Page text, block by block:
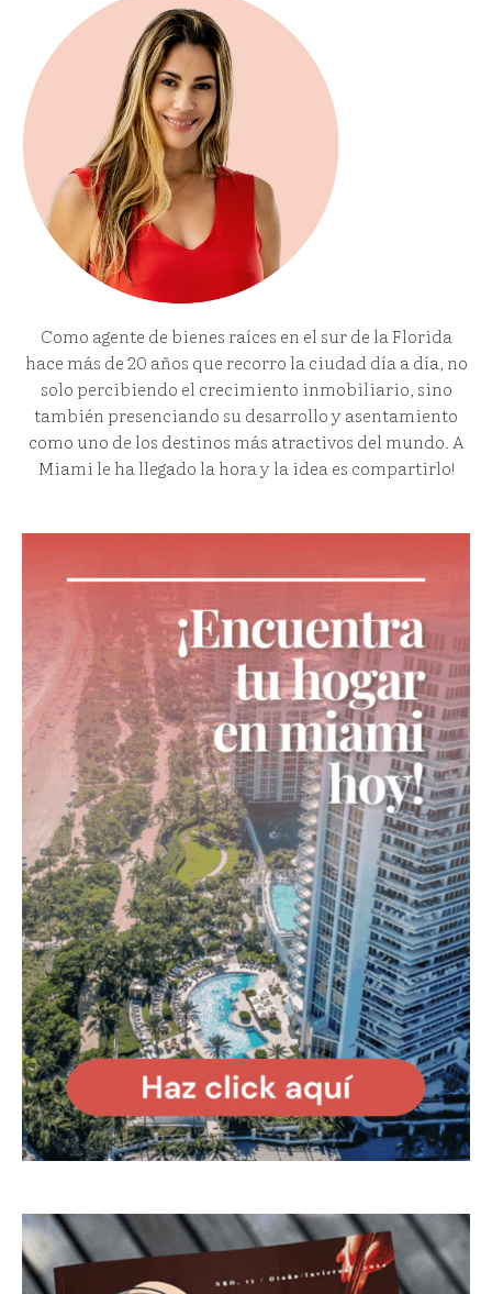
Como agente de bienes raíces en el sur de la Florida
hace más de 20 años que recorro la ciudad día a día, no
solo percibiendo el crecimiento inmobiliario, sino
también presenciando su desarrollo y asentamiento
como uno de los destinos más atractivos del mundo. A
Miami le ha llegado la hora y la idea es compartirlo!